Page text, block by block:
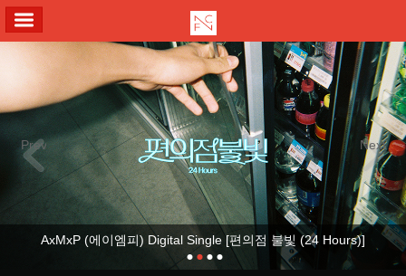
Previous Next
AxMxP (에이엠피) Digital Single [편의점 불빛 (24 Hours)]